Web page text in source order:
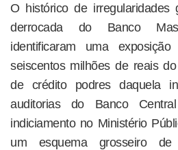
O histórico de
derrocada do Banco
identificaram uma
seiscentos milhões de reais
de crédito podres daquela
auditorias do Banco
indiciamento no Ministério
um esquema grosseiro de